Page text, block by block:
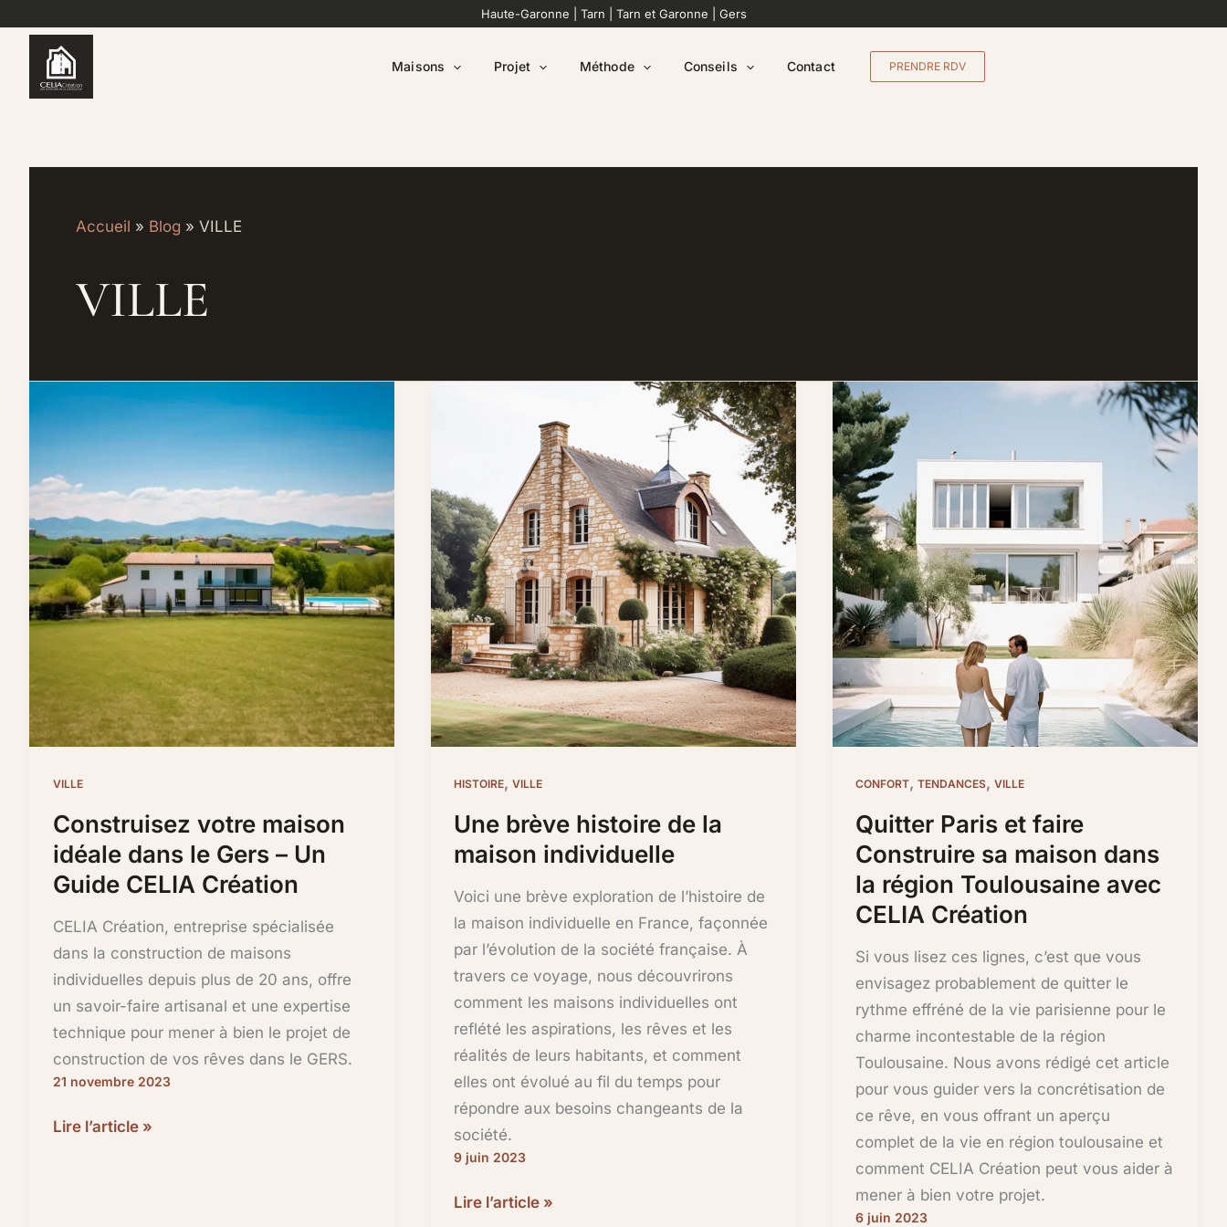
contenu
Haute-Garonne Tarn Tarn et Garonne Gers
Maisons Projet Méthode Conseils Contact PRENDRE RDV
Accueil Blog VILLE
VILLE
VILLE
Construisez votre maison
idéale dans le Gers – Un
Guide CELIA Création
CELIA Création, entreprise spécialisée
dans la construction de maisons
individuelles depuis plus de 20 ans, offre
un savoir-faire artisanal et une expertise
technique pour mener à bien le projet de
construction de vos rêves dans le GERS.
21 novembre 2023
Construisez
Lire l’article »
HISTOIRE,VILLE
Une brève histoire de la
maison individuelle
Voici une brève exploration de l’histoire de
la maison individuelle en France, façonnée
par l’évolution de la société française. À
travers ce voyage, nous découvrirons
comment les maisons individuelles ont
reflété les aspirations, les rêves et les
réalités de leurs habitants, et comment
elles ont évolué au fil du temps pour
répondre aux besoins changeants de la
société.
9 juin 2023
Une
Lire l’article »
CONFORT,TENDANCES,VILLE
Quitter Paris et faire
Construire sa maison dans
la région Toulousaine avec
CELIA Création
Si vous lisez ces lignes, c’est que vous
envisagez probablement de quitter le
rythme effréné de la vie parisienne pour le
charme incontestable de la région
Toulousaine. Nous avons rédigé cet article
pour vous guider vers la concrétisation de
ce rêve, en vous offrant un aperçu
complet de la vie en région toulousaine et
comment CELIA Création peut vous aider à
mener à bien votre projet.
6 juin 2023